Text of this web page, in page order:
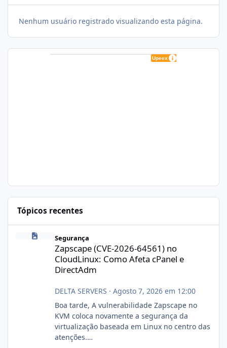
Nenhum usuário registrado visualizando esta página.
Tópicos recentes
Segurança
Zapscape (CVE-2026-64561) no
CloudLinux: Como Afeta cPanel e
DirectAdm
DELTA SERVERS · Agosto 7, 2026 em 12:00
Boa tarde, A vulnerabilidade Zapscape no
KVM coloca novamente a segurança da
virtualização baseada em Linux no centro das
atenções.